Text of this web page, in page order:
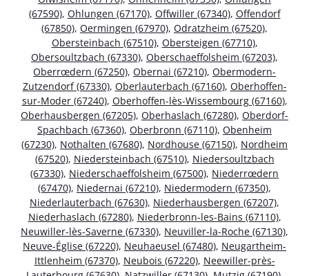
(67590), Ohlungen (67170), Offwiller (67340), Offendorf
(67850), Oermingen (67970), Odratzheim (67520),
Obersteinbach (67510), Obersteigen (67710),
Obersoultzbach (67330), Oberschaeffolsheim (67203),
Oberrœdern (67250), Obernai (67210), Obermodern-
Zutzendorf (67330), Oberlauterbach (67160), Oberhoffen-
sur-Moder (67240), Oberhoffen-lès-Wissembourg (67160),
Oberhausbergen (67205), Oberhaslach (67280), Oberdorf-
Spachbach (67360), Oberbronn (67110), Obenheim
(67230), Nothalten (67680), Nordhouse (67150), Nordheim
(67520), Niedersteinbach (67510), Niedersoultzbach
(67330), Niederschaeffolsheim (67500), Niederrœdern
(67470), Niedernai (67210), Niedermodern (67350),
Niederlauterbach (67630), Niederhausbergen (67207),
Niederhaslach (67280), Niederbronn-les-Bains (67110),
Neuwiller-lès-Saverne (67330), Neuviller-la-Roche (67130),
Neuve-Église (67220), Neuhaeusel (67480), Neugartheim-
Ittlenheim (67370), Neubois (67220), Neewiller-près-